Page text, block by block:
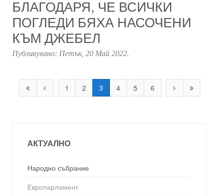
БЛАГОДАРЯ, ЧЕ ВСИЧКИ
ПОГЛЕДИ БЯХА НАСОЧЕНИ
КЪМ ДЖЕБЕЛ
Публикувано: Петък, 20 Май 2022.
1 2 3 4 5 6
АКТУАЛНО
Народно събрание
Европарламент